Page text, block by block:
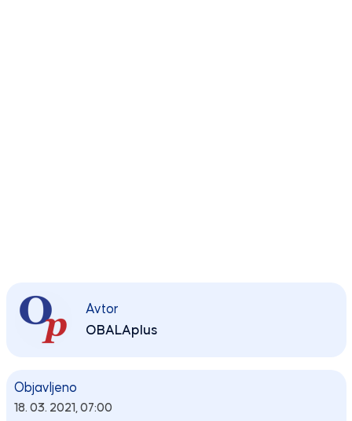
Avtor
OBALAplus
Objavljeno
18. 03. 2021, 07:00